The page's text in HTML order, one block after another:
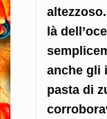
là
anche gli
pasta di